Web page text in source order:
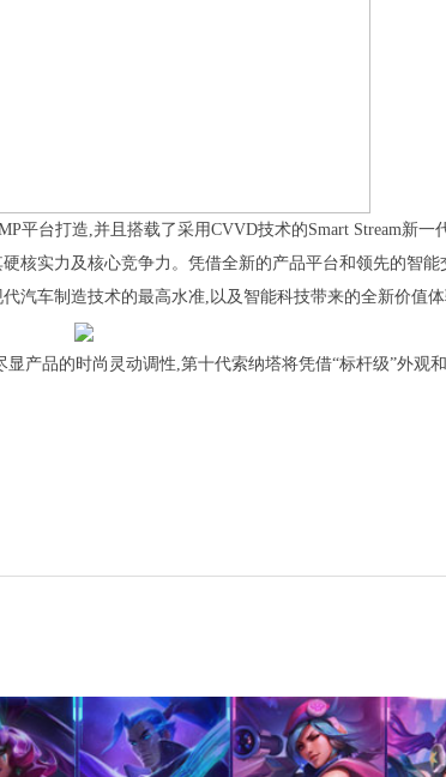
平台打造,并且搭载了采用CVVD技术的Smart Stream新一
核实力及核心竞争力。凭借全新的产品平台和领先的智能
汽车制造技术的最高水准,以及智能科技带来的全新价值体
产品的时尚灵动调性,第十代索纳塔将凭借“标杆级”外观